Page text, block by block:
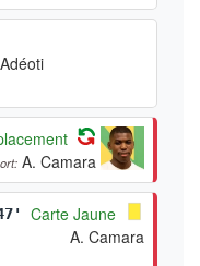
A. Camara
Carte Jaune
A. Camara